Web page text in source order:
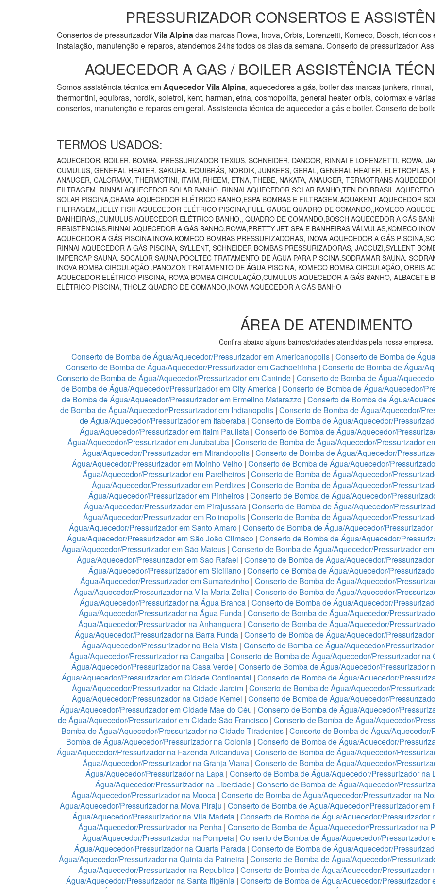
PRESSURIZADOR CONSERTOS E
Consertos de pressurizadorVila Alpinadas marcas Rowa, Inova, Orbis, Lorenzetti, Komeco, Bosch,
instalação, manutenção e reparos, atendemos 24hs todos os dias da semana. Conserto de pressurizador.
AQUECEDOR A GAS / BOILER ASSISTÊNCIA
Somos assistência técnica emAquecedorVila Alpina, aquecedores a gás, boiler das marcas junkers,
thermontini, equibras, nordik, soletrol, kent, harman, etna, cosmopolita, general heater, orbis, colormax e
consertos, manutenção e reparos em geral. Assistencia técnica de aquecedor a gás e boiler. Conserto de
TERMOS USADOS:
AQUECEDOR, BOILER, BOMBA, PRESSURIZADOR TEXIUS, SCHNEIDER, DANCOR, RINNAI E LORENZETTI, ROWA,
CUMULUS, GENERAL HEATER, SAKURA, EQUIBRÁS, NORDIK, JUNKERS, GERAL, GENERAL HEATER,
ANAUGER, CALORMAX, THERMOTINI, ITAIM, RHEEM, ETNA, THEBE, NAKATA, ANAUGER, TERMOTRANS
FILTRAGEM, RINNAI AQUECEDOR SOLAR BANHO ,RINNAI AQUECEDOR SOLAR BANHO,TEN DO BRASIL
SOLAR PISCINA,CHAMA AQUECEDOR ELÉTRICO BANHO,ESPA BOMBAS E FILTRAGEM,AQUAKENT AQUECEDOR
FILTRAGEM,,JELLY FISH AQUECEDOR ELÉTRICO PISCINA,FULL GAUGE QUADRO DE COMANDO,,KOMECO
BANHEIRAS,,CUMULUS AQUECEDOR ELÉTRICO BANHO,, QUADRO DE COMANDO,BOSCH AQUECEDOR A GÁS
RESISTÊNCIAS,RINNAI AQUECEDOR A GÁS BANHO,ROWA,PRETTY JET SPA E
AQUECEDOR A GÁS PISCINA,INOVA,KOMECO BOMBAS PRESSURIZADORAS, INOVA AQUECEDOR A GÁS
RINNAI AQUECEDOR A GÁS PISCINA, SYLLENT, SCHNEIDER BOMBAS PRESSURIZADORAS, JACCUZI,SYLLENT
IMPERCAP SAUNA, SOCALOR SAUNA,POOLTEC TRATAMENTO DE ÁGUA PARA PISCINA,SODRAMAR SAUNA,
INOVA BOMBA CIRCULAÇÃO ,PANOZON TRATAMENTO DE ÁGUA PISCINA, KOMECO BOMBA CIRCULAÇÃO, ORBIS
AQUECEDOR ELÉTRICO PISCINA, ROWA BOMBA CIRCULAÇÃO,CUMULUS AQUECEDOR A GÁS BANHO, ALBACETE
ELÉTRICO PISCINA, THOLZ QUADRO DE COMANDO,INOVA AQUECEDOR A GÁS BANHO
ÁREA DE ATENDIMENTO
Confira abaixo alguns bairros/cidades atendidas pela nossa empresa.
Conserto de Bomba de Água/Aquecedor/Pressurizador em Americanopolis | Conserto de Bomba de
Conserto de Bomba de Água/Aquecedor/Pressurizador em Cachoeirinha| Conserto de Bomba de Água/
Conserto de Bomba de Água/Aquecedor/Pressurizador em Caninde | Conserto de Bomba de Água/
de Bomba de Água/Aquecedor/Pressurizador em City America | Conserto de Bomba de Água/Aquecedor/
de Bomba de Água/Aquecedor/Pressurizador em Ermelino Matarazzo | Conserto de Bomba de Água/
de Bomba de Água/Aquecedor/Pressurizador em Indianopolis | Conserto de Bomba de Água/Aquecedor/
de Água/Aquecedor/Pressurizador em Itaberaba| Conserto de Bomba de Água/Aquecedor/
Água/Aquecedor/Pressurizador em Itaim Paulista | Conserto de Bomba de Água/Aquecedor/
Água/Aquecedor/Pressurizador em Jurubatuba | Conserto de Bomba de Água/Aquecedor/Pressurizador
Água/Aquecedor/Pressurizador em Mirandopolis| Conserto de Bomba de Água/Aquecedor/
Água/Aquecedor/Pressurizador em Moinho Velho | Conserto de Bomba de Água/Aquecedor/
Água/Aquecedor/Pressurizador em Parelheiros| Conserto de Bomba de Água/Aquecedor/
Água/Aquecedor/Pressurizador em Perdizes| Conserto de Bomba de Água/Aquecedor/
Água/Aquecedor/Pressurizador em Pinheiros| Conserto de Bomba de Água/Aquecedor/
Água/Aquecedor/Pressurizador em Pirajussara | Conserto de Bomba de Água/Aquecedor/
Água/Aquecedor/Pressurizador em Rolinopolis| Conserto de Bomba de Água/Aquecedor/
Água/Aquecedor/Pressurizador em Santo Amaro| Conserto de Bomba de Água/Aquecedor/
Água/Aquecedor/Pressurizador em São João Climaco| Conserto de Bomba de Água/Aquecedor/
Água/Aquecedor/Pressurizador em São Mateus | Conserto de Bomba de Água/Aquecedor/Pressurizador
Água/Aquecedor/Pressurizador em São Rafael | Conserto de Bomba de Água/Aquecedor/
Água/Aquecedor/Pressurizador em Siciliano | Conserto de Bomba de Água/Aquecedor/
Água/Aquecedor/Pressurizador em Sumarezinho| Conserto de Bomba de Água/Aquecedor/
Água/Aquecedor/Pressurizador na Vila Maria Zelia| Conserto de Bomba de Água/Aquecedor/
Água/Aquecedor/Pressurizador na Água Branca | Conserto de Bomba de Água/Aquecedor/
Água/Aquecedor/Pressurizador na Água Funda| Conserto de Bomba de Água/Aquecedor/
Água/Aquecedor/Pressurizador na Anhanguera| Conserto de Bomba de Água/Aquecedor/
Água/Aquecedor/Pressurizador na Barra Funda | Conserto de Bomba de Água/Aquecedor/
Água/Aquecedor/Pressurizador no Bela Vista | Conserto de Bomba de Água/Aquecedor/
Água/Aquecedor/Pressurizador na Cangaiba | Conserto de Bomba de Água/Aquecedor/Pressurizador na
Água/Aquecedor/Pressurizador na Casa Verde | Conserto de Bomba de Água/Aquecedor/Pressurizador
Água/Aquecedor/Pressurizador em Cidade Continental | Conserto de Bomba de Água/Aquecedor/
Água/Aquecedor/Pressurizador na Cidade Jardim | Conserto de Bomba de Água/Aquecedor/
Água/Aquecedor/Pressurizador na Cidade Kemel | Conserto de Bomba de Água/Aquecedor/
Água/Aquecedor/Pressurizador em Cidade Mae do Céu | Conserto de Bomba de Água/Aquecedor/
de Água/Aquecedor/Pressurizador em Cidade São Francisco | Conserto de Bomba de Água/Aquecedor/
Bomba de Água/Aquecedor/Pressurizador na Cidade Tiradentes | Conserto de Bomba de Água/
Bomba de Água/Aquecedor/Pressurizador na Colonia| Conserto de Bomba de Água/Aquecedor/
Água/Aquecedor/Pressurizador na Fazenda Aricanduva | Conserto de Bomba de Água/Aquecedor/
Água/Aquecedor/Pressurizador na Granja Viana| Conserto de Bomba de Água/Aquecedor/
Água/Aquecedor/Pressurizador na Lapa| Conserto de Bomba de Água/Aquecedor/Pressurizador na
Água/Aquecedor/Pressurizador na Liberdade | Conserto de Bomba de Água/Aquecedor/
Água/Aquecedor/Pressurizador na Mooca| Conserto de Bomba de Água/Aquecedor/Pressurizador na
Água/Aquecedor/Pressurizador na Mova Piraju | Conserto de Bomba de Água/Aquecedor/Pressurizador em
Água/Aquecedor/Pressurizador na Vila Marieta| Conserto de Bomba de Água/Aquecedor/Pressurizador
Água/Aquecedor/Pressurizador na Penha| Conserto de Bomba de Água/Aquecedor/Pressurizador na
Água/Aquecedor/Pressurizador na Pompeia | Conserto de Bomba de Água/Aquecedor/Pressurizador
Água/Aquecedor/Pressurizador na Quarta Parada| Conserto de Bomba de Água/Aquecedor/
Água/Aquecedor/Pressurizador na Quinta da Paineira| Conserto de Bomba de Água/Aquecedor/
Água/Aquecedor/Pressurizador na Republica| Conserto de Bomba de Água/Aquecedor/Pressurizador
Água/Aquecedor/Pressurizador na Santa Ifigênia | Conserto de Bomba de Água/Aquecedor/Pressurizador